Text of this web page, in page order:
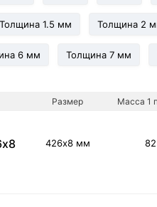
Толщина 1.5 мм Толщина 2
6 мм Толщина 7 мм
Размер Масса 1
426х8 мм 82